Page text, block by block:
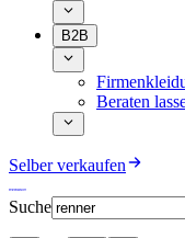
B2B
Beraten
Selber verkaufen
Suche